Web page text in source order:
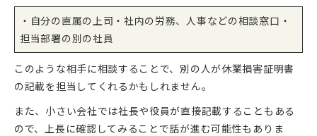
・自分の直属の上司・社内の労務、人事などの相談窓口・
担当部署の別の社員
このような相手に相談することで、別の人が休業損害証明書
の記載を担当してくれるかもしれません。
また、小さい会社では社長や役員が直接記載することもある
ので、上長に確認してみることで話が進む可能性もありま